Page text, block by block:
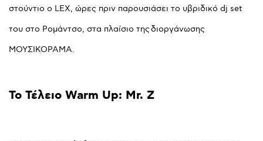
στούντιο ο LEX, ώρες πριν παρουσιάσει το υβριδικό dj set
του στο Ρομάντσο, στα πλαίσιο της διοργάνωσης
ΜΟΥΣΙΚΟΡΑΜΑ.
Το Τέλειο Warm Up: Mr. Z